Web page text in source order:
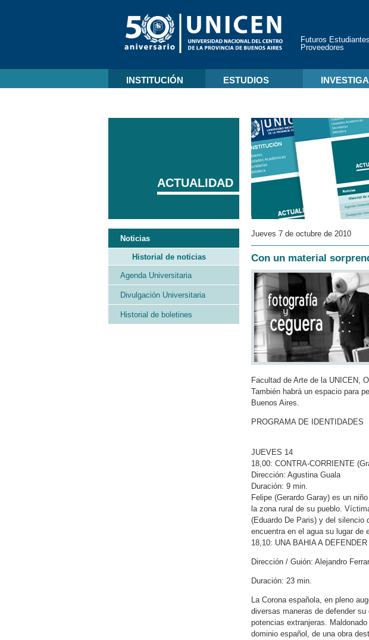
Futuros Estudiantes
Proveedores
INSTITUCIÓN ESTUDIOS
Jueves 7 de octubre de 2010
Con un material
Facultad de Arte de la UNICEN,
También habrá un espacio para
Buenos Aires.
PROGRAMA DE IDENTIDADES
JUEVES 14
18,00: CONTRA-CORRIENTE
Dirección: Agustina Guala
Duración: 9 min.
Felipe (Gerardo Garay) es un
la zona rural de su pueblo.
(Eduardo De Paris) y del silencio
encuentra en el agua su lugar de
18,10: UNA BAHIA A
Dirección / Guión: Alejandro
Duración: 23 min.
La Corona española, en pleno
diversas maneras de defender
potencias extranjeras.
dominio español, de una obra
ACTUALIDAD
Noticias
Historial de noticias
Agenda Universitaria
Divulgación Universitaria
Historial de boletines